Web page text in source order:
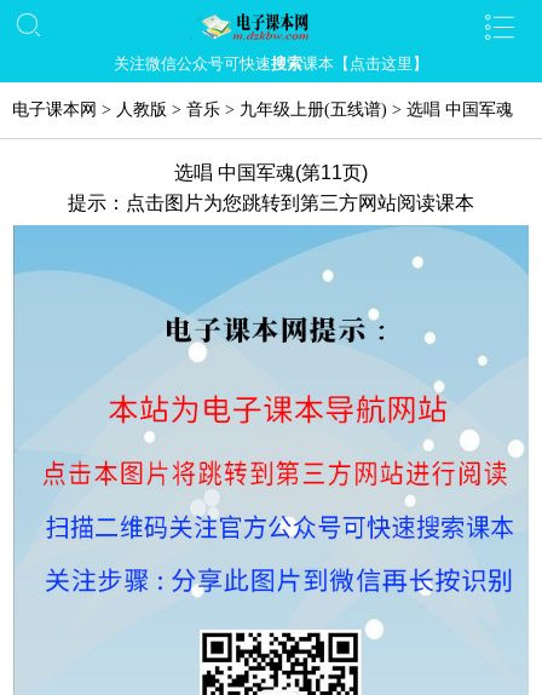
关注微信公众号可快速搜索课本【点击这里】
电子课本网 > 人教版 > 音乐 > 九年级上册(五线谱) > 选唱 中国军魂
选唱 中国军魂(第11页)
提示：点击图片为您跳转到第三方网站阅读课本